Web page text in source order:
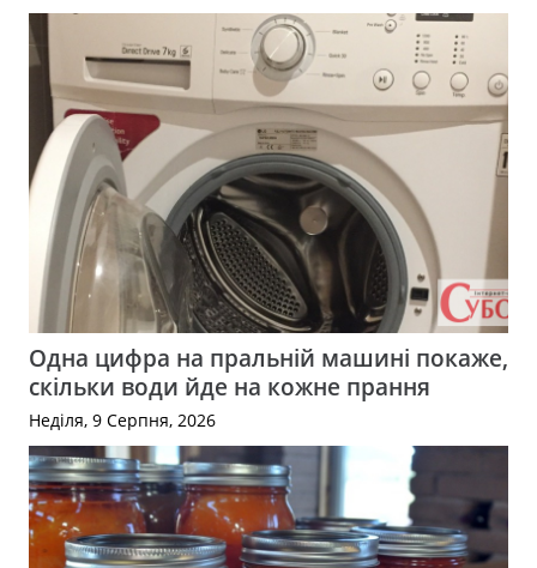
Одна цифра на пральній машині покаже,
скільки води йде на кожне прання
Неділя, 9 Серпня, 2026